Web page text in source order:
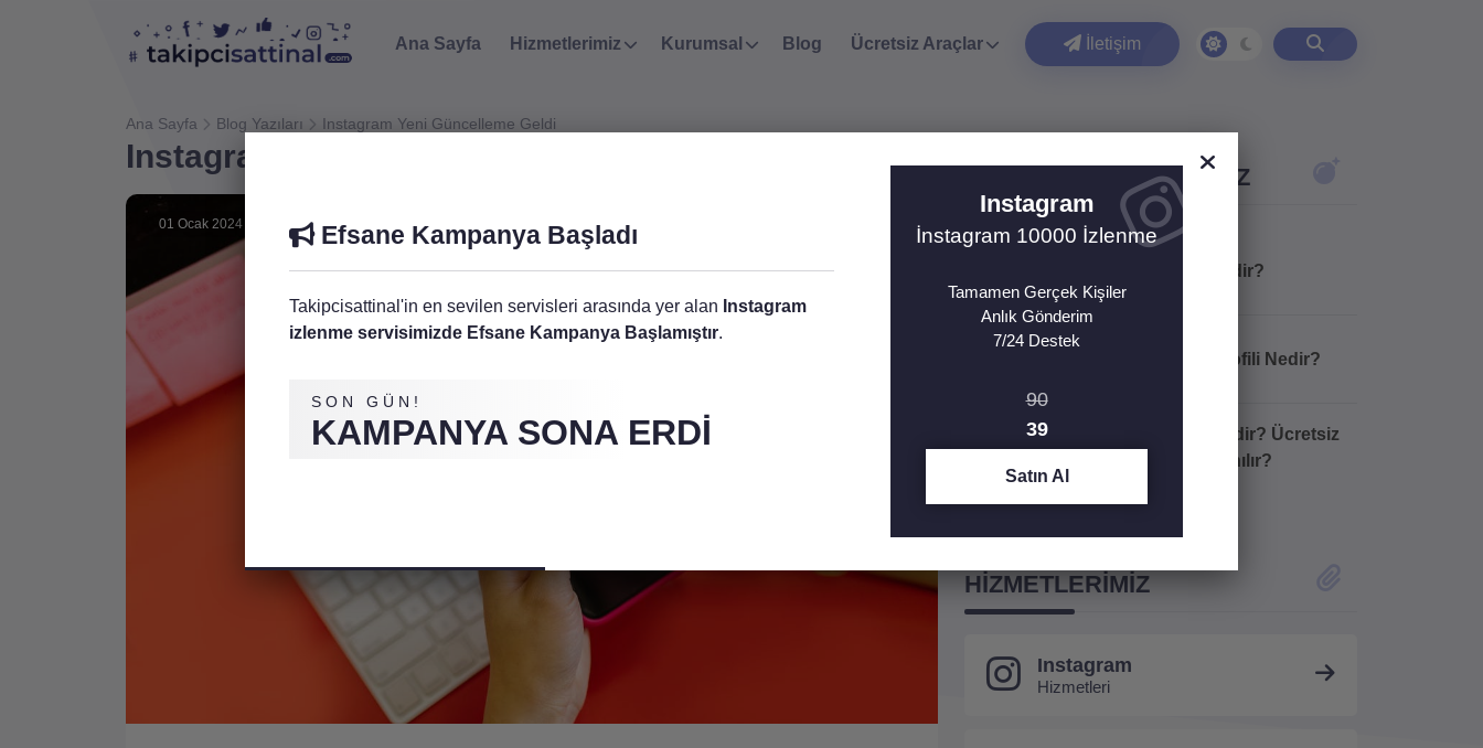
Ana Sayfa Hizmetlerimiz Kurumsal Blog Ücretsiz Araçlar İletişim
Ana Sayfa Blog Yazıları Instagram Yeni Güncelleme Geldi
Instagram Yeni Güncelleme Geldi
01 Ocak 2024
SON BLOG YAZILARIMIZ
TikTok Repost Nedir?
Google İşletme Profili Nedir?
Google Gemini Nedir? Ücretsiz
Olarak Nasıl Kullanılır?
HIZMETLERIMIZ
Instagram
Hizmetleri
Efsane Kampanya Başladı
Takipcisattinal'in en sevilen servisleri arasında yer alan Instagram
izlenme servisimizde Efsane Kampanya Başlamıştır.
SON GÜN!
KAMPANYA SONA ERDI
Instagram
İnstagram 10000 İzlenme
Tamamen Gerçek Kişiler
Anlık Gönderim
7/24 Destek
90
39
Satın Al